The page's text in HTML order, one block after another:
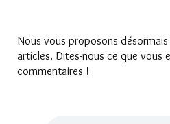
Nous vous proposons
articles. Dites-nous ce que vous
commentaires !